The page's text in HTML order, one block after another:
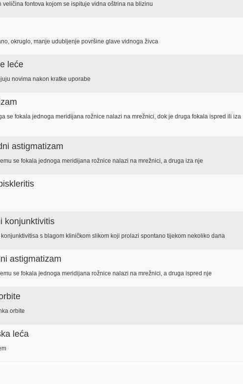
veličina fontova kojom se ispituje vidna oštrina na blizinu
okruglo, manje udubljenje površine glave vidnoga živca
leće
novima nakon kratke uporabe
se fokala jednoga meridijana rožnice nalazi na mrežnici, dok je druga fokala ispred ili iza
astigmatizam
se fokala jednoga meridijana rožnice nalazi na mrežnici, a druga iza nje
konjunktivitis
s blagom kliničkom slikom koji prolazi spontano tijekom nekoliko dana
astigmatizam
se fokala jednoga meridijana rožnice nalazi na mrežnici, a druga ispred nje
orbite
leća